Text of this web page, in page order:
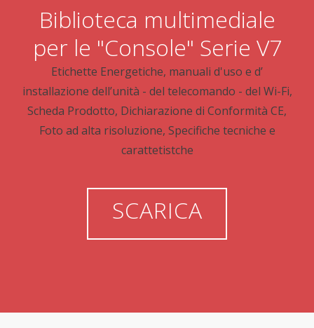
Biblioteca multimediale
per le "Console" Serie V7
Etichette Energetiche, manuali d'uso e d’
installazione dell’unità - del telecomando - del Wi-Fi,
Scheda Prodotto, Dichiarazione di Conformità CE,
Foto ad alta risoluzione, Specifiche tecniche e
carattetistche
SCARICA